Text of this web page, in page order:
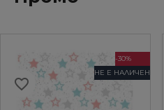
-30%
НЕ Е НАЛИЧЕН
favorite_border